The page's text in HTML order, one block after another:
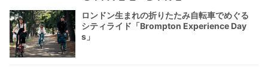
ロンドン生まれの折りたたみ自転車でめぐる
シティライド「Brompton Experience Day
s」